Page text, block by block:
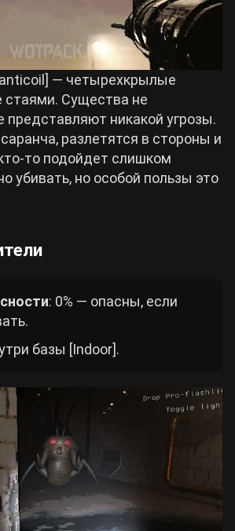
— четырехкрылые
стаями. Существа не
представляют никакой угрозы.
разлетятся в стороны и
то подойдет слишком
убивать, но особой пользы это
: 0% — опасны, если
базы [Indoor].